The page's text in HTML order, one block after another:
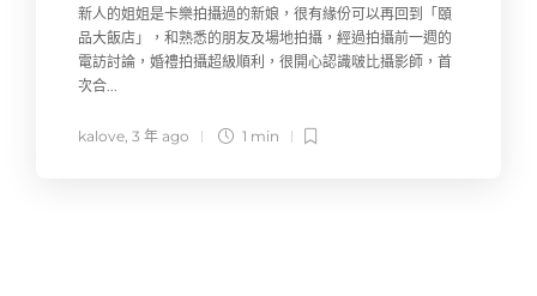
新人的姐姐是卡樂拍攝過的新娘，很有緣份可以再回到「頤
品大飯店」，和熟悉的朋友及場地拍攝，經過拍攝前一週的
電訪討論，婚禮拍攝超級順利，很開心認識啵比攝影師，首
次合...
kalove 3 年 ago 1 min